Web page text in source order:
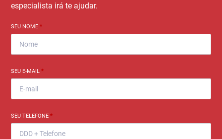
especialista irá te ajudar.
SEU NOME*
SEU E-MAIL*
SEU TELEFONE*